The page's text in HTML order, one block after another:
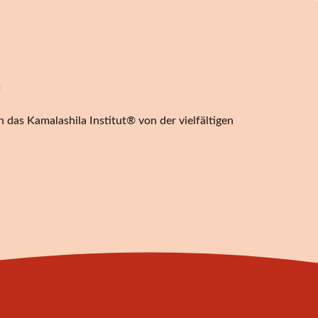
das Kamalashila Institut® von der vielfältigen